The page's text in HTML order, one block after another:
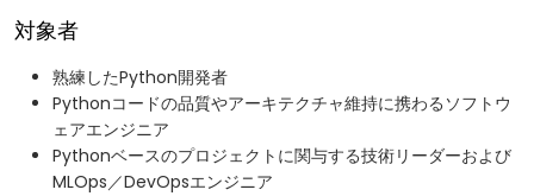
対象者
熟練したPython開発者
Pythonコードの品質やアーキテクチャ維持に携わるソフトウ
ェアエンジニア
Pythonベースのプロジェクトに関与する技術リーダーおよび
MLOps／DevOpsエンジニア